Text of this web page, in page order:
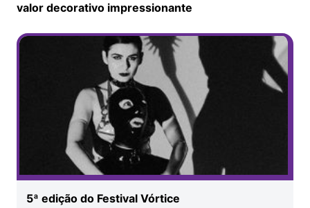
valor decorativo impressionante
5ª edição do Festival Vórtice